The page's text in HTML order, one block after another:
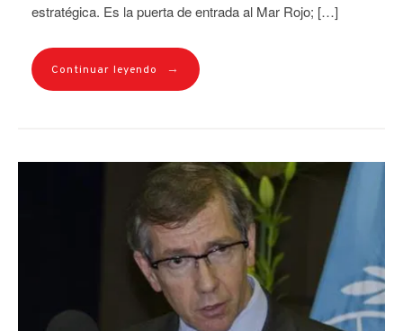
estratégica. Es la puerta de entrada al Mar Rojo; […]
Continuar leyendo →